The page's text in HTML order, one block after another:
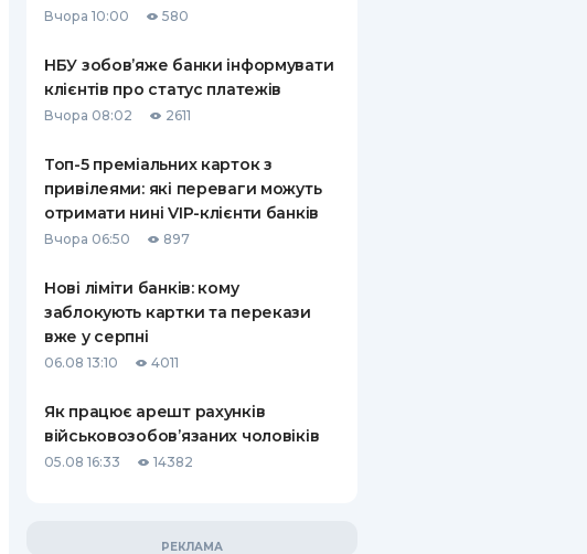
СТРАХУВАННЮ
ВСІ СТРАХОВІ ПОЛІСИ
ВІДГУКИ ПРО СТРАХОВІ
КОМПАНІЇ
КОНТАКТИ
Вчора 10:00 580
НБУ зобов’яже банки інформувати
клієнтів про статус платежів
Вчора 08:02 2611
Топ-5 преміальних карток з
привілеями: які переваги можуть
отримати нині VIP-клієнти банків
Вчора 06:50 897
Нові ліміти банків: кому
заблокують картки та перекази
вже у серпні
06.08 13:10 4011
Як працює арешт рахунків
військовозобов’язаних чоловіків
05.08 16:33 14382